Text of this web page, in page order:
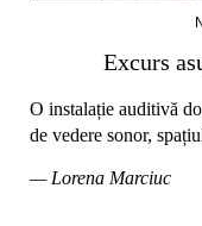
Excurs
O instalație auditivă
de vedere sonor,
— Lorena Marciuc